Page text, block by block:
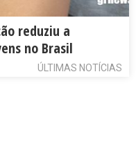
reduziu a
no Brasil
ÚLTIMAS NOTÍCIAS